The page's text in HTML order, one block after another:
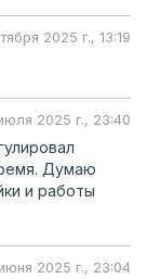
2025 г., 13:19
2025 г., 23:40
Думаю
и работы
2025 г., 23:04